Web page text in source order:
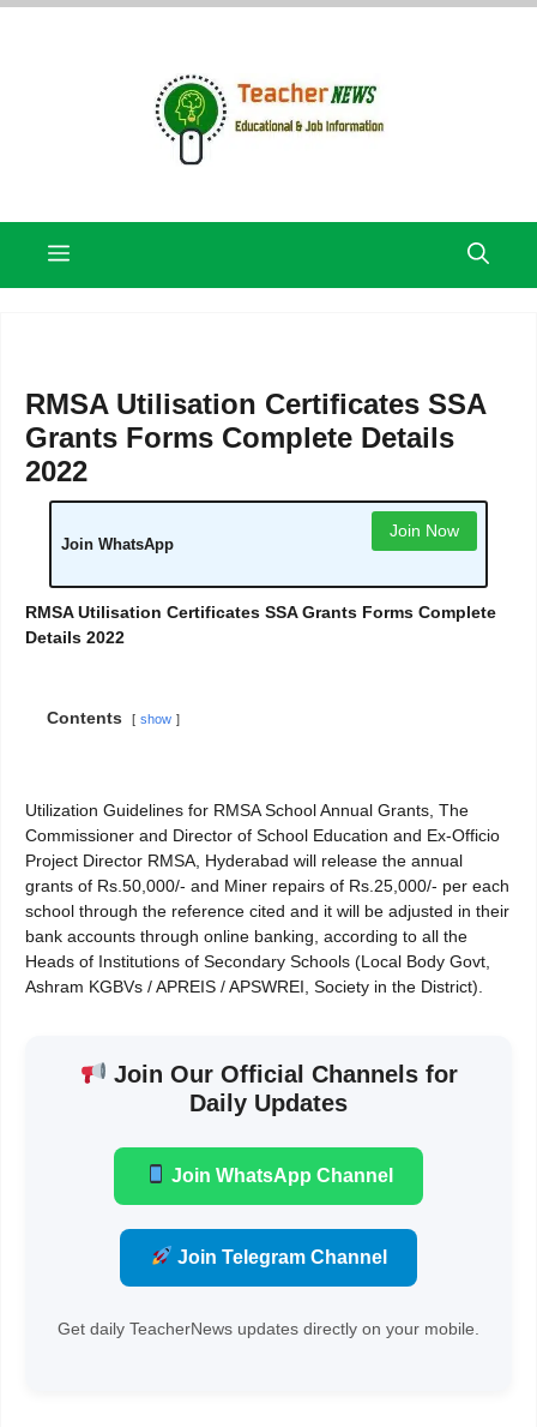
Skip
Menu
RMSA Utilisation Certificates SSA
Grants Forms Complete Details
2022
Join WhatsApp
Join Now
RMSA Utilisation Certificates SSA Grants Forms Complete
Details 2022
Contents show
Utilization Guidelines for RMSA School Annual Grants, The
Commissioner and Director of School Education and Ex-Officio
Project Director RMSA, Hyderabad will release the annual
grants of Rs.50,000/- and Miner repairs of Rs.25,000/- per each
school through the reference cited and it will be adjusted in their
bank accounts through online banking, according to all the
Heads of Institutions of Secondary Schools (Local Body Govt,
Ashram KGBVs / APREIS / APSWREI, Society in the District).
Join Our Official Channels for
Daily Updates
Join WhatsApp Channel
Join Telegram Channel
Get daily TeacherNews updates directly on your mobile.